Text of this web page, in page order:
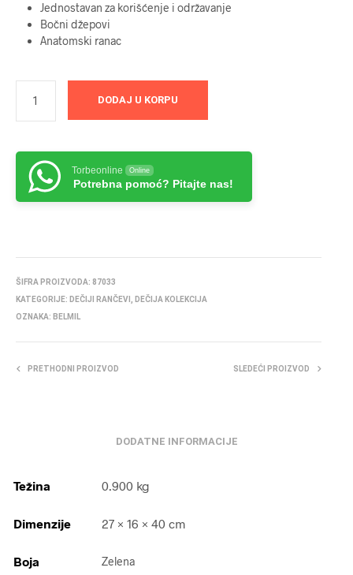
Jednostavan za korišćenje i održavanje
Bočni džepovi
Anatomski ranac
DODAJ U KORPU
Torbeonline Online
Potrebna pomoć? Pitajte nas!
ŠIFRA PROIZVODA: 87033
KATEGORIJE: DEČIJI RANČEVI
DEČIJA KOLEKCIJA
OZNAKA: BELMIL
PRETHODNI PROIZVOD SLEDEĆI PROIZVOD
DODATNE INFORMACIJE
Težina 0.900 kg
Dimenzije 27 × 16 × 40 cm
Boja Zelena